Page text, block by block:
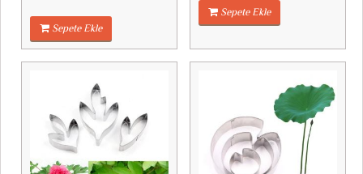
Sepete Ekle
Sepete Ekle